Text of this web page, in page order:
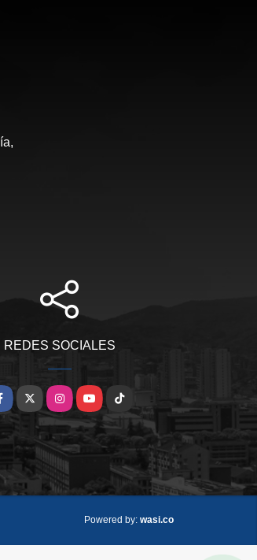
REDES SOCIALES
X InstagramYouTube
TikTok
Powered by: wasi.co